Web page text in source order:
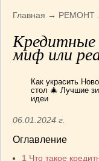
Армянская (4)
Грузинская
Индийская(9)
Итальянская
Корейская
Марокканская
Румынская
Главная → РЕМОНТ
Кредитные
миф или
Как украсить
стол 🎄 Лучшие
идеи
06.01.2024 г.
Оглавление
1 Что такое